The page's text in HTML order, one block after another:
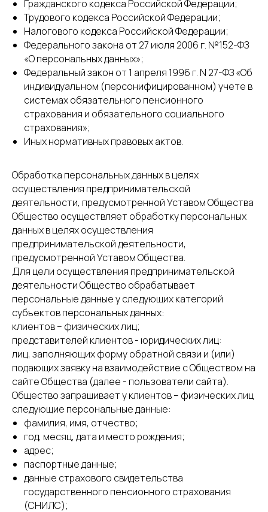
Гражданского кодекса Российской Федерации;
Трудового кодекса Российской Федерации;
Налогового кодекса Российской Федерации;
Федерального закона от 27 июля 2006 г. №152-ФЗ
«О персональных данных»;
Федеральный закон от 1 апреля 1996 г. N 27-ФЗ «Об
индивидуальном (персонифицированном) учете в
системах обязательного пенсионного
страхования и обязательного социального
страхования»;
Иных нормативных правовых актов.
Обработка персональных данных в целях
осуществления предпринимательской
деятельности, предусмотренной Уставом Общества
Общество осуществляет обработку персональных
данных в целях осуществления
предпринимательской деятельности,
предусмотренной Уставом Общества.
Для цели осуществления предпринимательской
деятельности Общество обрабатывает
персональные данные у следующих категорий
субъектов персональных данных:
клиентов – физических лиц;
представителей клиентов - юридических лиц:
лиц, заполняющих форму обратной связи и (или)
подающих заявку на взаимодействие с Обществом на
сайте Общества (далее - пользователи сайта).
Общество запрашивает у клиентов – физических лиц
следующие персональные данные:
фамилия, имя, отчество;
год, месяц, дата и место рождения;
адрес;
паспортные данные;
данные страхового свидетельства
государственного пенсионного страхования
(СНИЛС);